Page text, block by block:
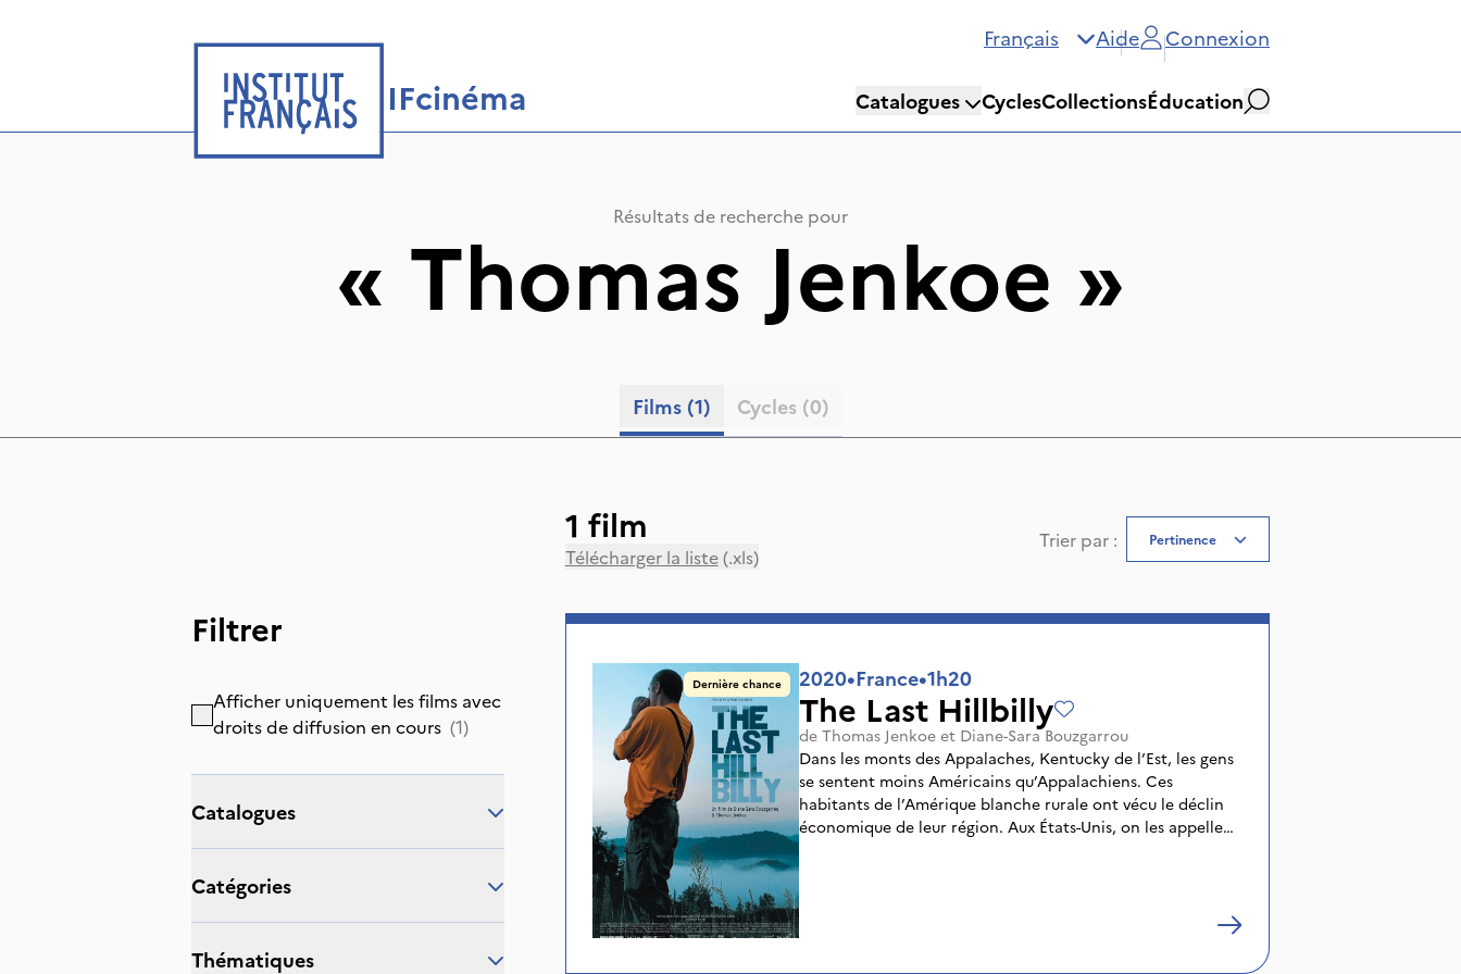
Français Aide Connexion
IFcinéma Catalogues CyclesCollectionsÉducation
Rechercher
Résultats de recherche pour
« Thomas Jenkoe »
Films (1) Cycles (0)
Filtrer
Afficher uniquement les films avec
droits de diffusion en cours (1)
catalogues
catégories
thématiques
1 film
Télécharger la liste(.xls)
Trier par : Pertinence
Dernière chance 2020•France•1h20
The Last Hillbilly
de Thomas Jenkoeet Diane-Sara Bouzgarrou
Dans les monts des Appalaches, Kentucky de l’Est, les gens
se sentent moins Américains qu’Appalachiens. Ces
habitants de l’Amérique blanche rurale ont vécu le déclin
économique de leur région. Aux États-Unis, on les appelle
les " hillbillies " : bouseux, péquenauds des collines. The Last
Hillbilly est le portrait d’une famille à travers les mots de
l’un d’entre eux, témoin surprenant d’un monde en train de
disparaître et dont il se fait le poète.